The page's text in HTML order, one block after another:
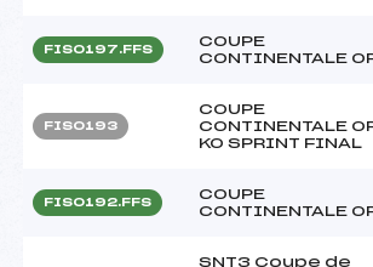
FIS0197.FFS
COUPE
CONTINENTALE
FIS0193
COUPE
CONTINENTALE
KO SPRINT FINAL
FIS0192.FFS
COUPE
CONTINENTALE
SNT3 Coupe de